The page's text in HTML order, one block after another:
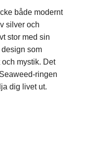
både modernt
silver och
stor med sin
som
mystik. Det
ringen
dig livet ut.